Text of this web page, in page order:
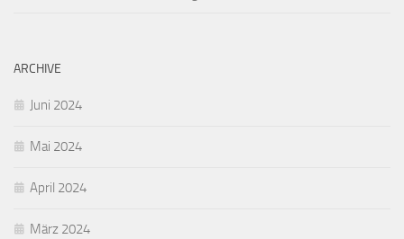
ARCHIVE
Juni 2024
Mai 2024
April 2024
März 2024